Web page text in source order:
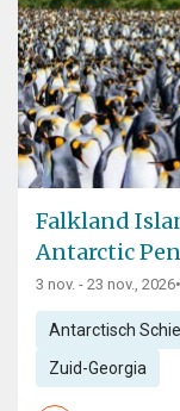
Falkland
Antarctic
3 nov. - 23 nov., 2026•
Antarctisch
Zuid-Georgia